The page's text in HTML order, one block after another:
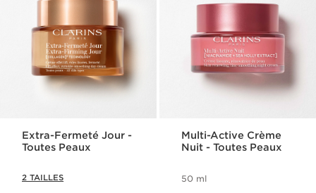
Extra-Fermeté Jour -
Toutes Peaux
2 TAILLES
Multi-Active Crème
Nuit - Toutes Peaux
50 ml